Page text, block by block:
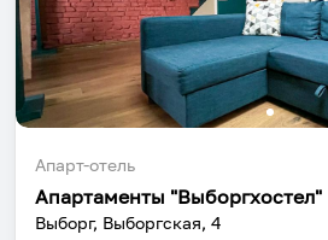
Апарт-отель
Апартаменты "Выборгхостел"
Выборг, Выборгская, 4